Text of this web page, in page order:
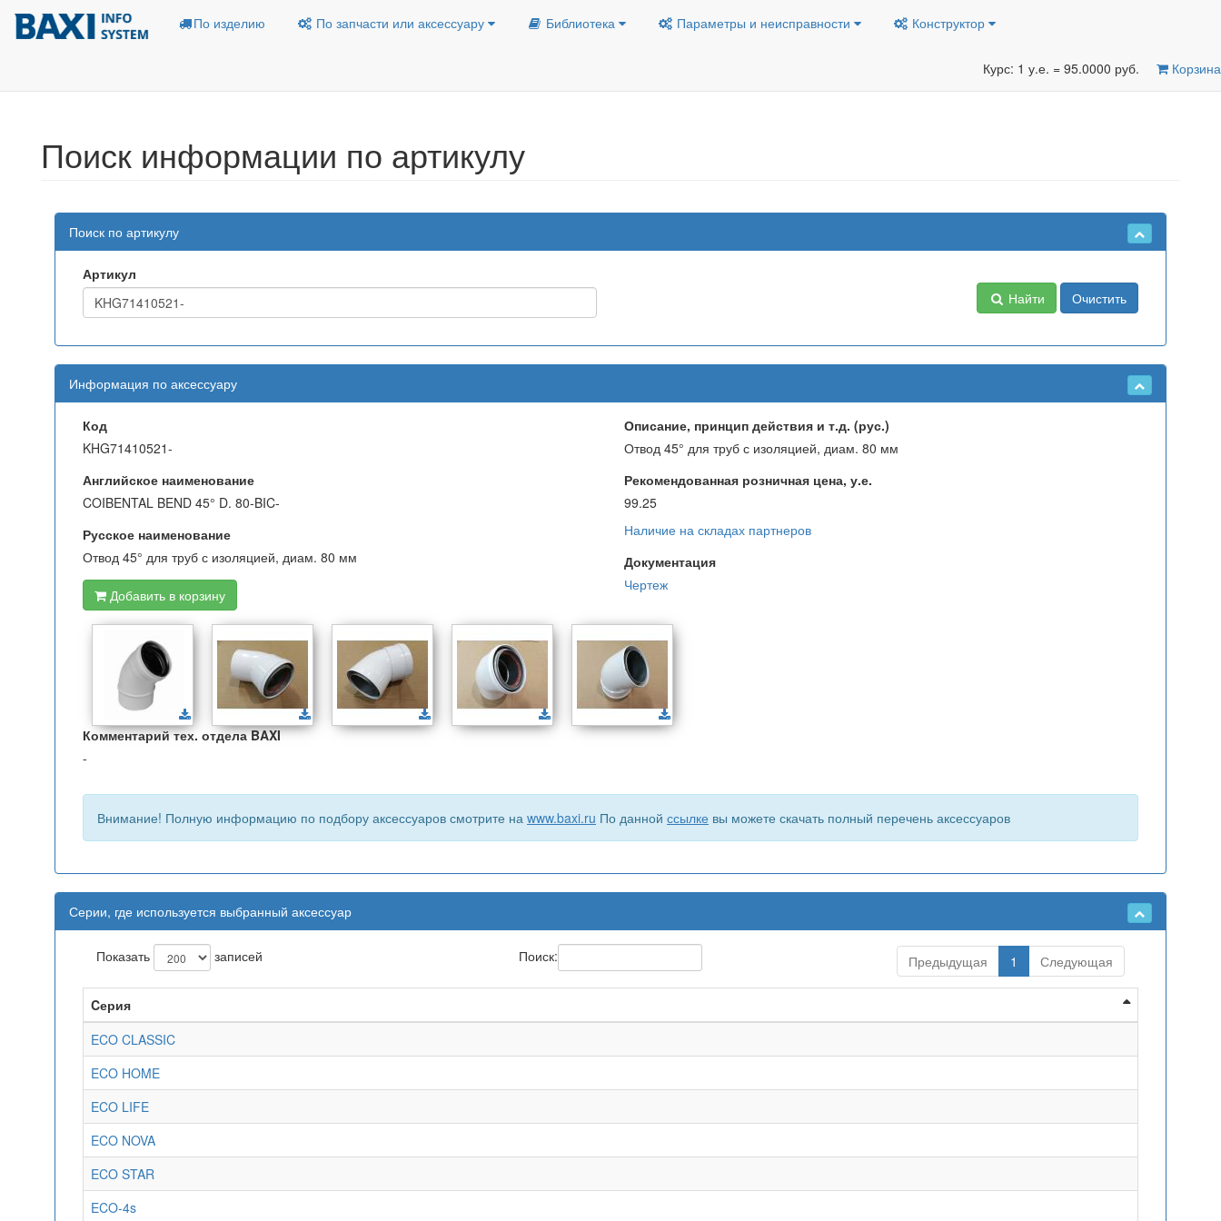
По изделию По запчасти или аксессуару Библиотека Параметры и неисправности Конструктор
Курс: 1 у.е. = 95.0000 руб. Корзина
Поиск информации по артикулу
Поиск по артикулу
Артикул
Найти
Очистить
Информация по аксессуару
Код
KHG71410521-
Английское наименование
COIBENTAL BEND 45° D. 80-BIC-
Русское наименование
Отвод 45° для труб с изоляцией, диам. 80 мм
Добавить в корзину
Описание, принцип действия и т.д. (рус.)
Отвод 45° для труб с изоляцией, диам. 80 мм
Рекомендованная розничная цена, у.е.
99.25
Наличие на складах партнеров
Документация
Чертеж
Комментарий тех. отдела BAXI
-
Внимание! Полную информацию по подбору аксессуаров смотрите на www.baxi.ru По данной ссылке вы можете скачать полный перечень аксессуаров
Серии, где используется выбранный аксессуар
Показать записей Поиск: Предыдущая 1 Следующая
Cерия
ECO CLASSIC
ECO HOME
ECO LIFE
ECO NOVA
ECO STAR
ECO-4s